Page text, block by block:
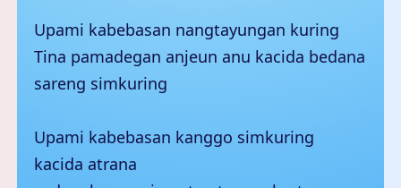
Upami kabebasan nangtayungan kuring
Tina pamadegan anjeun anu kacida bedana
sareng simkuring
Upami kabebasan kanggo simkuring
kacida atrana